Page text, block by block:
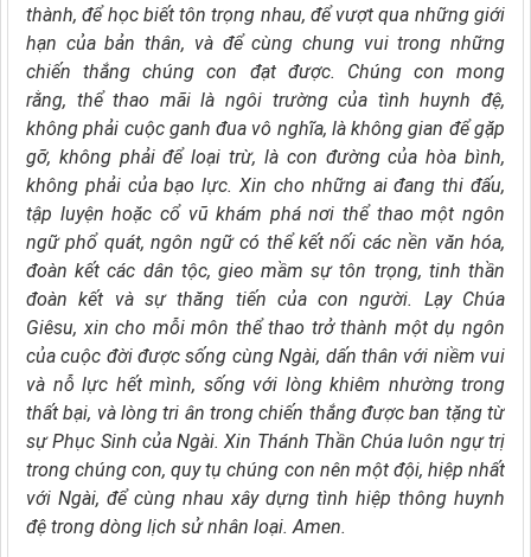
thành, để học biết tôn trọng nhau, để vượt qua những giới
hạn của bản thân, và để cùng chung vui trong những
chiến thắng chúng con đạt được. Chúng con mong
rằng, thể thao mãi là ngôi trường của tình huynh đệ,
không phải cuộc ganh đua vô nghĩa, là không gian để gặp
gỡ, không phải để loại trừ, là con đường của hòa bình,
không phải của bạo lực.Xin cho những ai đang thi đấu,
tập luyện hoặc cổ vũ khám phá nơi thể thao một ngôn
ngữ phổ quát,ngôn ngữ có thể kết nối các nền văn hóa,
đoàn kết các dân tộc, gieo mầm sự tôn trọng, tinh thần
đoàn kết và sự thăng tiến của con người. Lạy Chúa
Giêsu,xin cho mỗi môn thể thao trở thành một dụ ngôn
của cuộc đời được sống cùng Ngài, dấn thân với niềm vui
và nỗ lực hết mình, sống với lòng khiêm nhường trong
thất bại, và lòng tri ân trong chiến thắng được ban tặng từ
sự Phục Sinh của Ngài.Xin Thánh Thần Chúa luôn ngự trị
trong chúng con,quy tụ chúng con nên một đội, hiệp nhất
với Ngài, để cùng nhau xây dựng tình hiệp thông huynh
đệ trong dòng lịch sử nhân loại.Amen.